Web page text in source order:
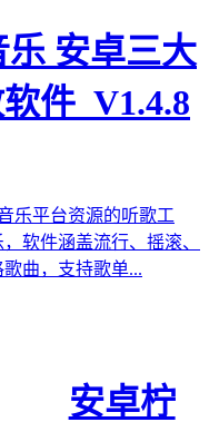
安卓三大
件_V1.4.8
乐平台资源的听歌工
软件涵盖流行、摇滚、
曲，支持歌单...
安卓柠